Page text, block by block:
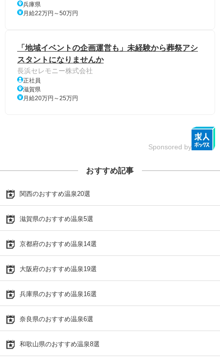
兵庫県
月給22万円～50万円
「地域イベントの企画運営も」未経験から葬祭アシ
スタントになりませんか
長浜セレモニー株式会社
正社員
滋賀県
月給20万円～25万円
Sponsored by
おすすめ記事
関西のおすすめ温泉20選
滋賀県のおすすめ温泉5選
京都府のおすすめ温泉14選
大阪府のおすすめ温泉19選
兵庫県のおすすめ温泉16選
奈良県のおすすめ温泉6選
和歌山県のおすすめ温泉8選